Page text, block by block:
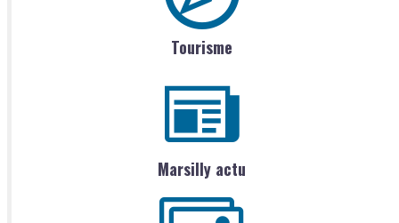
Tourisme
Marsilly actu